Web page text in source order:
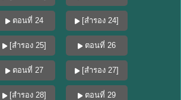
ตอนที่ 24 [สำรอง 24]
[สำรอง 25] ตอนที่ 26
ตอนที่ 27 [สำรอง 27]
[สำรอง 28] ตอนที่ 29